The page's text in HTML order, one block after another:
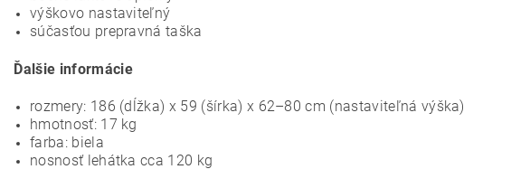
výškovo nastaviteľný
súčasťou prepravná taška
Ďalšie informácie
rozmery: 186 (dĺžka) x 59 (šírka) x 62–80 cm (nastaviteľná výška)
hmotnosť: 17 kg
farba: biela
nosnosť lehátka cca 120 kg